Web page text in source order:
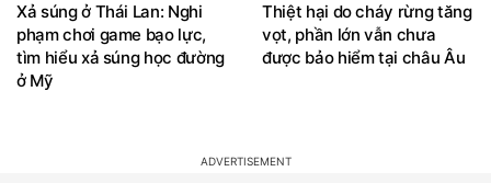
Xả súng ở Thái Lan: Nghi
phạm chơi game bạo lực,
tìm hiểu xả súng học đường
ở Mỹ
Thiệt hại do cháy rừng tăng
vọt, phần lớn vẫn chưa
được bảo hiểm tại châu Âu